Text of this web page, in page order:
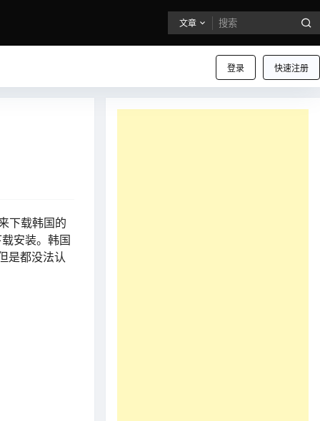
文章
登录 快速注册
下载韩国的
安装。韩国
是都没法认